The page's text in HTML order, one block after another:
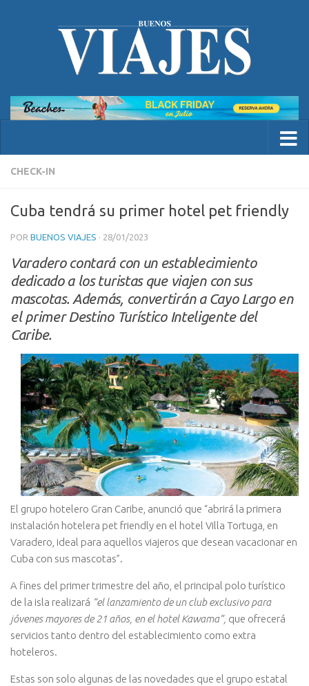
CHECK-IN
Cuba tendrá su primer hotel pet friendly
POR BUENOS VIAJES · 28/01/2023
Varadero contará con un establecimiento
dedicado a los turistas que viajen con sus
mascotas. Además, convertirán a Cayo Largo en
el primer Destino Turístico Inteligente del
Caribe.
El grupo hotelero Gran Caribe, anunció que “abrirá la primera
instalación hotelera pet friendly en el hotel Villa Tortuga, en
Varadero, ideal para aquellos viajeros que desean vacacionar en
Cuba con sus mascotas”.
A fines del primer trimestre del año, el principal polo turístico
de la isla realizará “el lanzamiento de un club exclusivo para
jóvenes mayores de 21 años, en el hotel Kawama”, que ofrecerá
servicios tanto dentro del establecimiento como extra
hoteleros.
Estas son solo algunas de las novedades que el grupo estatal